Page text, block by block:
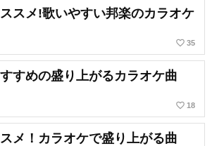
スメ!歌いやすい邦楽のカラオケ
favorite_border 35
すめの盛り上がるカラオケ曲
favorite_border 18
メ！カラオケで盛り上がる曲